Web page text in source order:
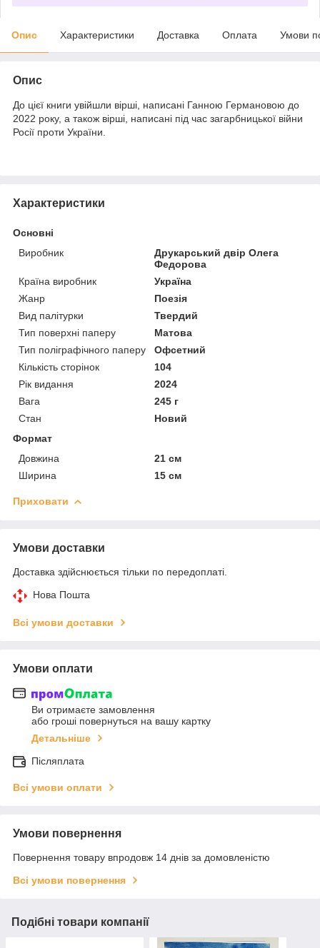
Опис Характеристики Доставка Оплата Умови
Опис
До цієї книги увійшли вірші, написані Ганною Германовою до
2022 року, а також вірші, написані під час загарбницької війни
Росії проти України.
Характеристики
Основні
Виробник
Друкарський двір Олега
Федорова
Країна виробник
Україна
Жанр
Поезія
Вид палітурки
Твердий
Тип поверхні паперу
Матова
Тип поліграфічного паперу
Офсетний
Кількість сторінок
104
Рік видання
2024
Вага
245 г
Стан
Новий
Формат
Довжина
21 см
Ширина
15 см
Приховати
Умови доставки
Доставка здійснюється тільки по передоплаті.
Нова Пошта
Всі умови доставки
Умови оплати
Ви отримаєте замовлення
або гроші повернуться на вашу картку
Детальніше
Післяплата
Всі умови оплати
Умови повернення
Повернення товару впродовж 14 днів за домовленістю
Всі умови повернення
Подібні товари компанії